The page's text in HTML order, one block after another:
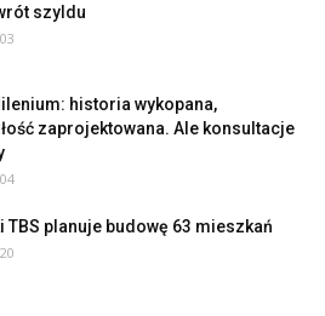
szyldu
historia wykopana,
zaprojektowana. Ale konsultacje
TBS planuje budowę 63 mieszkań